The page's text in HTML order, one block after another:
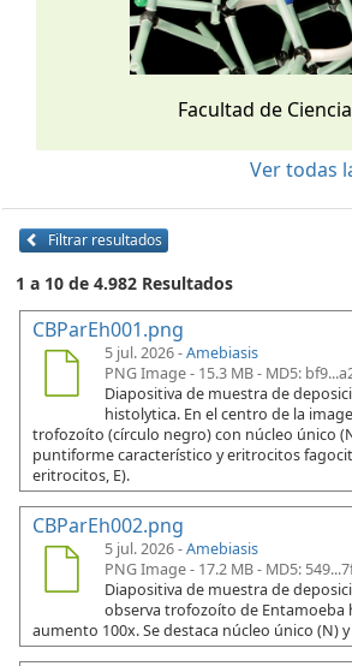
Facultad de
Ver todas
Filtrar resultados
1 a 10 de 4.982 Resultados
CBParEh001.png
5 jul. 2026 -Amebiasis
PNG Image - 15.3 MB - MD5:
Diapositiva de muestra de
histolytica. En el centro de la
trofozoíto (círculo negro) con núcleo único
puntiforme característico y eritrocitos
eritrocitos, E).
CBParEh002.png
5 jul. 2026 -Amebiasis
PNG Image - 17.2 MB - MD5:
Diapositiva de muestra de
observa trofozoíto de Entamoeba
aumento 100x. Se destaca núcleo único (N)